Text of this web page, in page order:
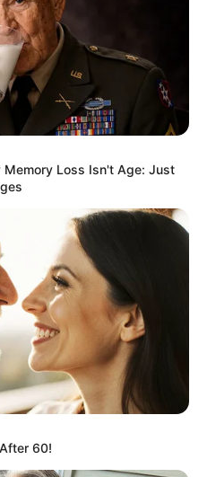
publica
a
no
jurídica, o planejamento
econômico do
Comunicação
19/03/2026
X
Loss Isn't Age: Just
60!